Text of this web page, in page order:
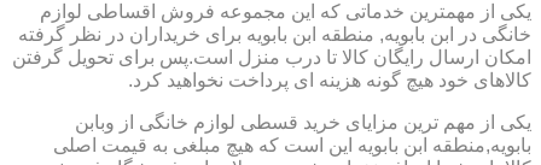
یکی از مهمترین خدماتی که این مجموعه فروش اقساطی لوازم
خانگی در ابن بابویه, منطقه ابن بابویه برای خریداران در نظر گرفته
امکان ارسال رایگان کالا تا درب منزل است.پس برای تحویل گرفتن
کالاهای خود هیچ گونه هزینه ای پرداخت نخواهید کرد.
یکی از مهم ترین مزایای خرید قسطی لوازم خانگی از وبابن
بابویه,منطقه ابن بابویه این است که هیچ مبلغی به قیمت اصلی